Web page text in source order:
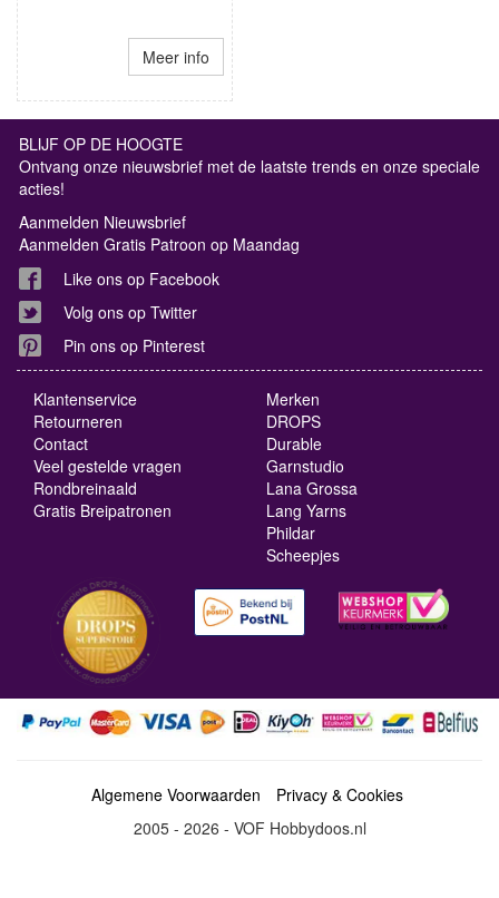
Meer info
BLIJF OP DE HOOGTE
Ontvang onze nieuwsbrief met de laatste trends en onze speciale
acties!
Aanmelden Nieuwsbrief
Aanmelden Gratis Patroon op Maandag
Like ons op Facebook
Volg ons op Twitter
Pin ons op Pinterest
Klantenservice
Retourneren
Contact
Veel gestelde vragen
Rondbreinaald
Gratis Breipatronen
Merken
DROPS
Durable
Garnstudio
Lana Grossa
Lang Yarns
Phildar
Scheepjes
Algemene Voorwaarden
Privacy & Cookies
2005 - 2026 - VOF Hobbydoos.nl